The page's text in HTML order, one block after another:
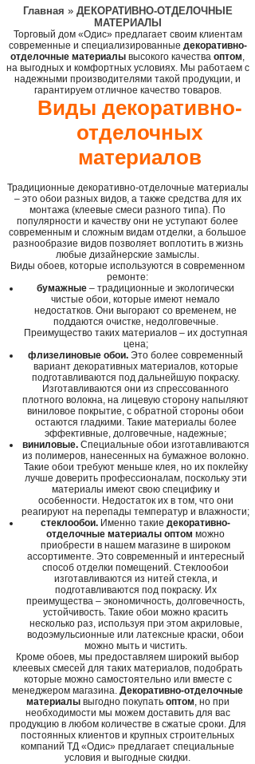
Главная » ДЕКОРАТИВНО-ОТДЕЛОЧНЫЕ
МАТЕРИАЛЫ
Торговый дом «Одис» предлагает своим клиентам
современные и специализированные декоративно-
отделочные материалы высокого качества оптом,
на выгодных и комфортных условиях. Мы работаем с
надежными производителями такой продукции, и
гарантируем отличное качество товаров.
Виды декоративно-
отделочных
материалов
Традиционные декоративно-отделочные материалы
– это обои разных видов, а также средства для их
монтажа (клеевые смеси разного типа). По
популярности и качеству они не уступают более
современным и сложным видам отделки, а большое
разнообразие видов позволяет воплотить в жизнь
любые дизайнерские замыслы.
Виды обоев, которые используются в современном
ремонте:
бумажные – традиционные и экологически
чистые обои, которые имеют немало
недостатков. Они выгорают со временем, не
поддаются очистке, недолговечные.
Преимущество таких материалов – их доступная
цена;
флизелиновые обои. Это более современный
вариант декоративных материалов, которые
подготавливаются под дальнейшую покраску.
Изготавливаются они из спрессованного
плотного волокна, на лицевую сторону напыляют
виниловое покрытие, с обратной стороны обои
остаются гладкими. Такие материалы более
эффективные, долговечные, надежные;
виниловые.Специальные обои изготавливаются
из полимеров, нанесенных на бумажное волокно.
Такие обои требуют меньше клея, но их поклейку
лучше доверить профессионалам, поскольку эти
материалы имеют свою специфику и
особенности. Недостаток их в том, что они
реагируют на перепады температур и влажности;
стеклообои. Именно такие декоративно-
отделочные материалы оптом можно
приобрести в нашем магазине в широком
ассортименте. Это современный и интересный
способ отделки помещений. Стеклообои
изготавливаются из нитей стекла, и
подготавливаются под покраску. Их
преимущества – экономичность, долговечность,
устойчивость. Такие обои можно красить
несколько раз, используя при этом акриловые,
водоэмульсионные или латексные краски, обои
можно мыть и чистить.
Кроме обоев, мы предоставляем широкий выбор
клеевых смесей для таких материалов, подобрать
которые можно самостоятельно или вместе с
менеджером магазина. Декоративно-отделочные
материалывыгодно покупать оптом, но при
необходимости мы можем доставить для вас
продукцию в любом количестве в сжатые сроки. Для
постоянных клиентов и крупных строительных
компаний ТД «Одис» предлагает специальные
условия и выгодные скидки.